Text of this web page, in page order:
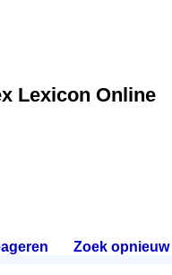
Lexicon Online
Zoek opnieuw.